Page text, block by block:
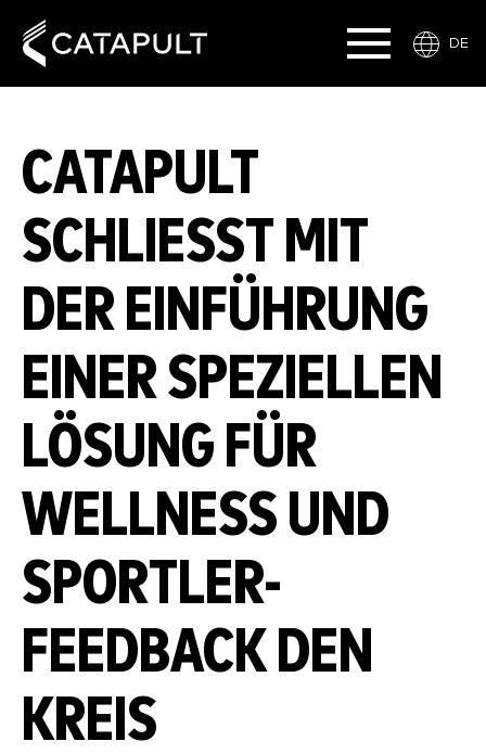
DE
CATAPULT
SCHLIESST MIT D
ER EINFÜHRUNG E
INER SPEZIELLEN L
ÖSUNG FÜR W
ELLNESS UND S
PORTLER-F
EEDBACK DEN K
REIS P